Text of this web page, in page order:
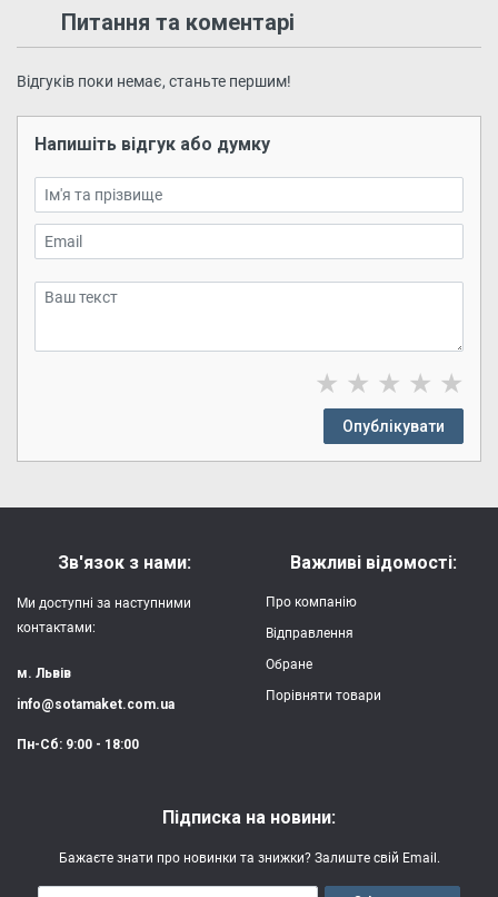
Питання та коментарі
Відгуків поки немає, станьте першим!
Напишіть відгук або думку
★ ★ ★ ★ ★
Опублікувати
Зв'язок з нами:
Ми доступні за наступними
контактами:
м. Львів
info@sotamaket.com.ua
Пн-Сб: 9:00 - 18:00
Важливі відомості:
Про компанію
Відправлення
Обране
Порівняти товари
Підписка на новини:
Бажаєте знати про новинки та знижки? Залиште свій Email.